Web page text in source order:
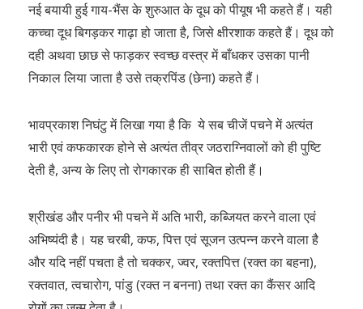
नई बयायी हुई गाय-भैंस के शुरुआत के दूध को पीयूष भी कहते हैं। यही
कच्चा दूध बिगड़कर गाढ़ा हो जाता है, जिसे क्षीरशाक कहते हैं। दूध को
दही अथवा छाछ से फाड़कर स्वच्छ वस्त्र में बाँधकर उसका पानी
निकाल लिया जाता है उसे तक्रपिंड (छेना) कहते हैं।
भावप्रकाश निघंटु में लिखा गया है कि ये सब चीजें पचने में अत्यंत
भारी एवं कफकारक होने से अत्यंत तीव्र जठराग्निवालों को ही पुष्टि
देती है, अन्य के लिए तो रोगकारक ही साबित होती हैं।
श्रीखंड और पनीर भी पचने में अति भारी, कब्जियत करने वाला एवं
अभिष्यंदी है। यह चरबी, कफ, पित्त एवं सूजन उत्पन्न करने वाला है
और यदि नहीं पचता है तो चक्कर, ज्वर, रक्तपित्त (रक्त का बहना),
रक्तवात, त्वचारोग, पांडु (रक्त न बनना) तथा रक्त का कैंसर आदि